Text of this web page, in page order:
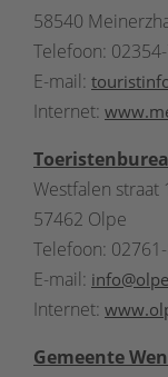
58540
Telefoon:
E-mail:
Internet:
Westfalen straat
57462 Olpe
Telefoon:
E-mail:
Internet:
Gemeente